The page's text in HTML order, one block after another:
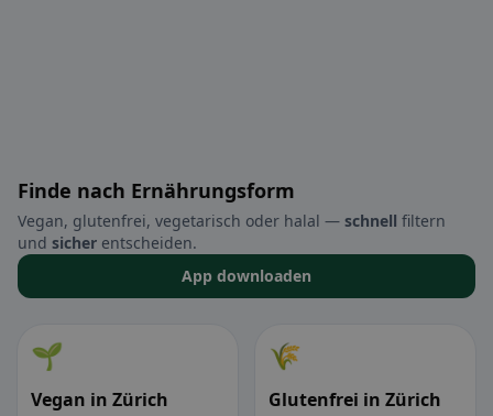
Finde nach Ernährungsform
Vegan, glutenfrei, vegetarisch oder halal — schnell filtern
und sicher entscheiden.
App downloaden
🌱
Vegan in Zürich
🌾
Glutenfrei in Zürich